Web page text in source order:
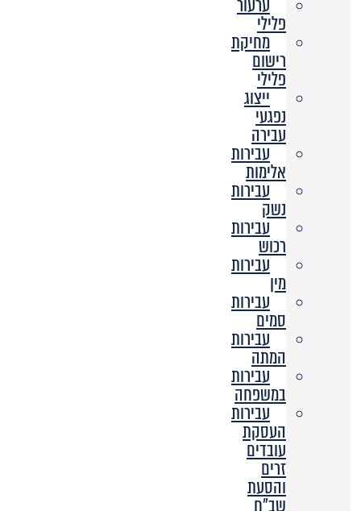
פלילי
מחיקת
רישום
פלילי
ייצוג
נפגעי
עבירה
עבירות
אלימות
עבירות
נשק
עבירות
רכוש
עבירות
מין
עבירות
סמים
עבירות
המתה
עבירות
במשפחה
עבירות
העסקת
עובדים
זרים
והסעת
שב”ח